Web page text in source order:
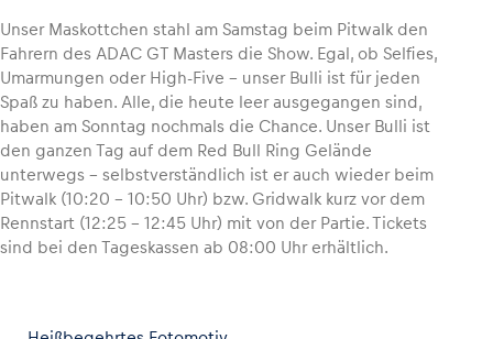
Unser Maskottchen stahl am Samstag beim Pitwalk den
Fahrern des ADAC GT Masters die Show. Egal, ob Selfies,
Umarmungen oder High-Five – unser Bulli ist für jeden
Spaß zu haben. Alle, die heute leer ausgegangen sind,
haben am Sonntag nochmals die Chance. Unser Bulli ist
den ganzen Tag auf dem Red Bull Ring Gelände
unterwegs – selbstverständlich ist er auch wieder beim
Pitwalk (10:20 – 10:50 Uhr) bzw. Gridwalk kurz vor dem
Rennstart (12:25 – 12:45 Uhr) mit von der Partie. Tickets
sind bei den Tageskassen ab 08:00 Uhr erhältlich.